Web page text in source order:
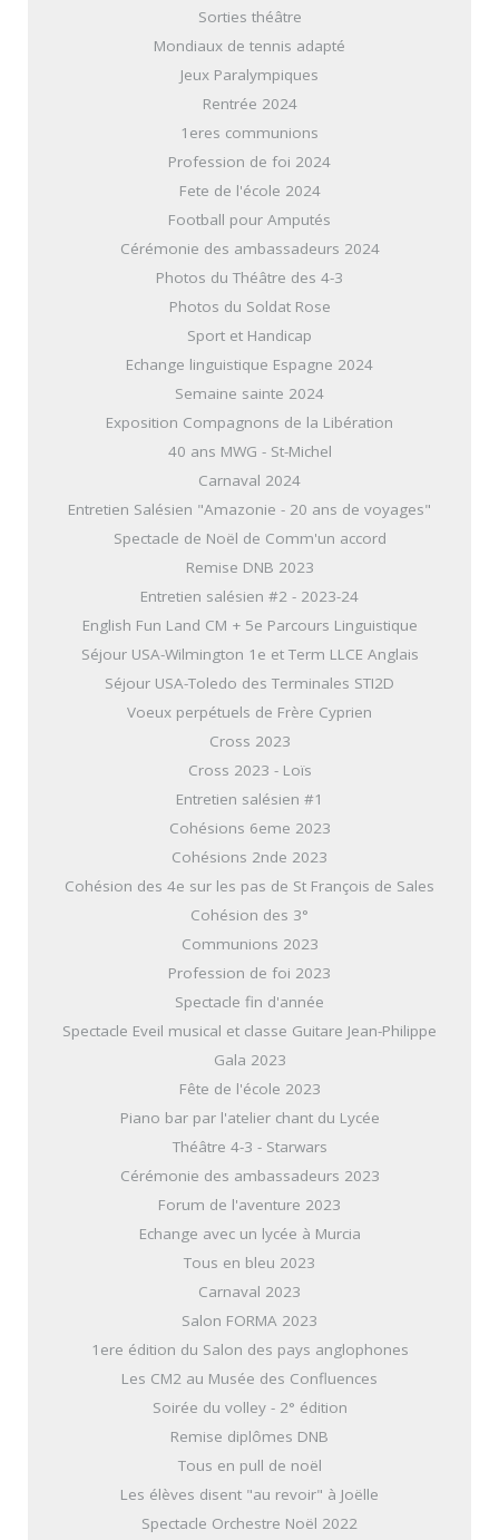
Sorties théâtre
Mondiaux de tennis adapté
Jeux Paralympiques
Rentrée 2024
1eres communions
Profession de foi 2024
Fete de l'école 2024
Football pour Amputés
Cérémonie des ambassadeurs 2024
Photos du Théâtre des 4-3
Photos du Soldat Rose
Sport et Handicap
Echange linguistique Espagne 2024
Semaine sainte 2024
Exposition Compagnons de la Libération
40 ans MWG - St-Michel
Carnaval 2024
Entretien Salésien "Amazonie - 20 ans de voyages"
Spectacle de Noël de Comm'un accord
Remise DNB 2023
Entretien salésien #2 - 2023-24
English Fun Land CM + 5e Parcours Linguistique
Séjour USA-Wilmington 1e et Term LLCE Anglais
Séjour USA-Toledo des Terminales STI2D
Voeux perpétuels de Frère Cyprien
Cross 2023
Cross 2023 - Loïs
Entretien salésien #1
Cohésions 6eme 2023
Cohésions 2nde 2023
Cohésion des 4e sur les pas de St François de Sales
Cohésion des 3°
Communions 2023
Profession de foi 2023
Spectacle fin d'année
Spectacle Eveil musical et classe Guitare Jean-Philippe
Gala 2023
Fête de l'école 2023
Piano bar par l'atelier chant du Lycée
Théâtre 4-3 - Starwars
Cérémonie des ambassadeurs 2023
Forum de l'aventure 2023
Echange avec un lycée à Murcia
Tous en bleu 2023
Carnaval 2023
Salon FORMA 2023
1ere édition du Salon des pays anglophones
Les CM2 au Musée des Confluences
Soirée du volley - 2° édition
Remise diplômes DNB
Tous en pull de noël
Les élèves disent "au revoir" à Joëlle
Spectacle Orchestre Noël 2022